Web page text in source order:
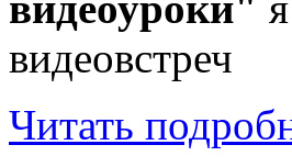
видеовстреч
Читать